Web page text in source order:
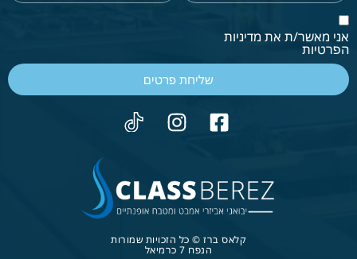
אני מאשר/ת את מדיניות
הפרטיות
שליחת פרטים
קלאס ברז © כל הזכויות שמורות
הנפח 7 כרמיאל